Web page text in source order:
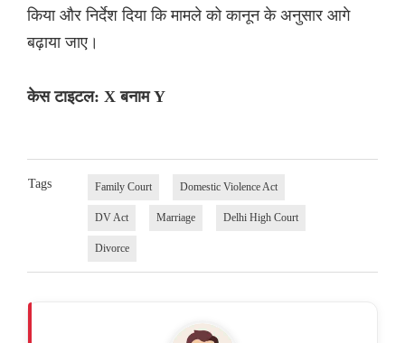
किया और निर्देश दिया कि मामले को कानून के अनुसार आगे
बढ़ाया जाए।
केस टाइटल: X बनाम Y
Tags Family Court Domestic Violence Act
DV Act Marriage Delhi High Court
Divorce